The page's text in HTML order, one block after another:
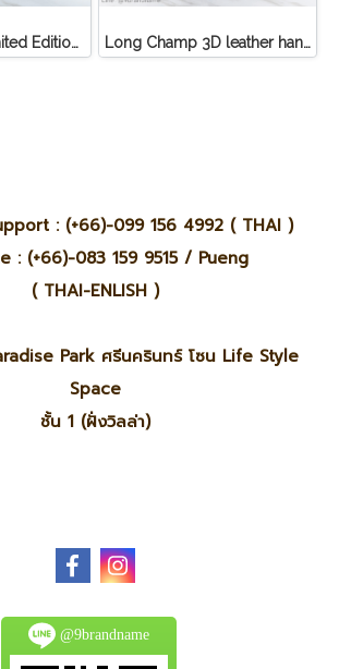
Louis Vuitton Limited Edition Monogram Canvas Sofia Coppola SC Bag Long Champ 3D leather handbag
: (+66)-099 156 4992 ( THAI )
: (+66)-083 159 9515 / Pueng
( THAI-ENLISH )
Park ศรีนครินทร์ โซน Life Style
Space
ชั้น 1 (ฝั่งวิลล่า)
@9brandname